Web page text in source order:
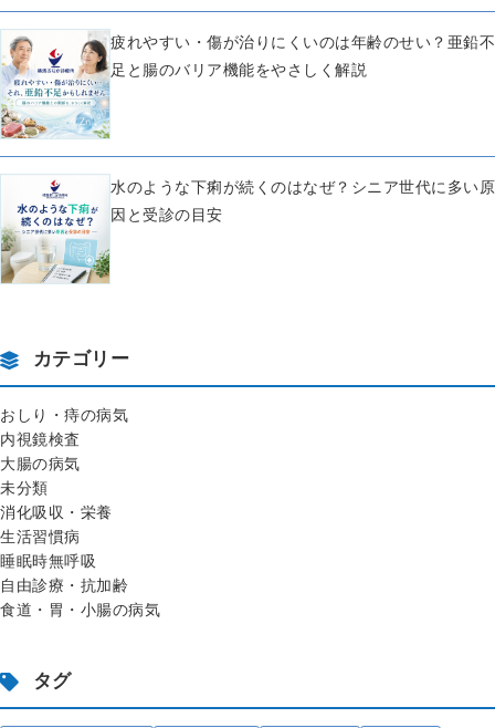
疲れやすい・傷が治りにくいのは年齢のせい？亜鉛不
足と腸のバリア機能をやさしく解説
水のような下痢が続くのはなぜ？シニア世代に多い原
因と受診の目安
カテゴリー
おしり・痔の病気
内視鏡検査
大腸の病気
未分類
消化吸収・栄養
生活習慣病
睡眠時無呼吸
自由診療・抗加齢
食道・胃・小腸の病気
タグ